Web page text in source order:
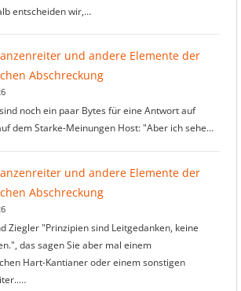
entscheiden wir,…
und andere Elemente der
Abschreckung
noch ein paar Bytes für eine Antwort auf
dem Starke-Meinungen Host: "Aber ich sehe…
und andere Elemente der
Abschreckung
Ziegler "Prinzipien sind Leitgedanken, keine
das sagen Sie aber mal einem
Hart-Kantianer oder einem sonstigen